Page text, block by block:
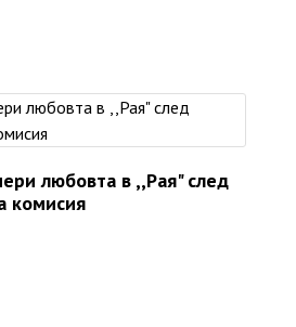
любовта в ,,Рая" след
комисия